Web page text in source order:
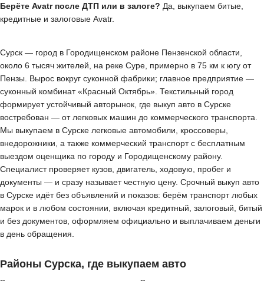
Берёте Avatr после ДТП или в залоге? Да, выкупаем битые,
кредитные и залоговые Avatr.
Сурск — город в Городищенском районе Пензенской области,
около 6 тысяч жителей, на реке Суре, примерно в 75 км к югу от
Пензы. Вырос вокруг суконной фабрики; главное предприятие —
суконный комбинат «Красный Октябрь». Текстильный город
формирует устойчивый авторынок, где выкуп авто в Сурске
востребован — от легковых машин до коммерческого транспорта.
Мы выкупаем в Сурске легковые автомобили, кроссоверы,
внедорожники, а также коммерческий транспорт с бесплатным
выездом оценщика по городу и Городищенскому району.
Специалист проверяет кузов, двигатель, ходовую, пробег и
документы — и сразу называет честную цену. Срочный выкуп авто
в Сурске идёт без объявлений и показов: берём транспорт любых
марок и в любом состоянии, включая кредитный, залоговый, битый
и без документов, оформляем официально и выплачиваем деньги
в день обращения.
Районы Сурска, где выкупаем авто